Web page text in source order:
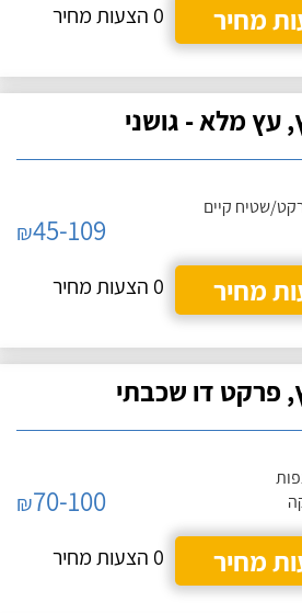
מחיר
0 הצעות מחיר
מלא - גושני
שטיח קיים
₪45-109
מחיר
0 הצעות מחיר
פרקט דו שכבתי
₪70-100
מחיר
0 הצעות מחיר